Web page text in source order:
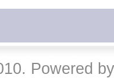
Powered